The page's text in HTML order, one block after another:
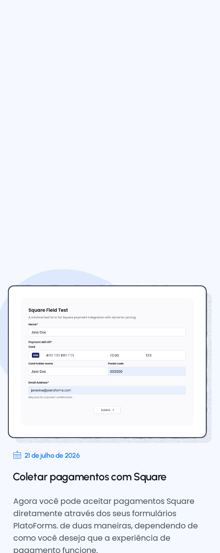
21 de julho de 2026
Coletar pagamentos com Square
Agora você pode aceitar pagamentos Square
diretamente através dos seus formulários
PlatoForms. de duas maneiras, dependendo de
como você deseja que a experiência de
pagamento funcione.